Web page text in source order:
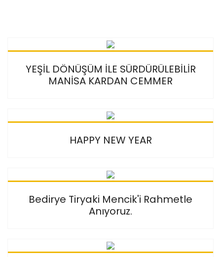
YEŞİL DÖNÜŞÜM İLE SÜRDÜRÜLEBİLİR
MANİSA KARDAN CEMMER
HAPPY NEW YEAR
Bedirye Tiryaki Mencik'i Rahmetle
Anıyoruz.